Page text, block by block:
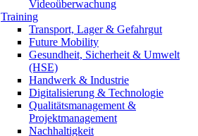
Videoüberwachung
Training
Transport, Lager & Gefahrgut
Future Mobility
Gesundheit, Sicherheit & Umwelt
(HSE)
Handwerk & Industrie
Digitalisierung & Technologie
Qualitätsmanagement &
Projektmanagement
Nachhaltigkeit